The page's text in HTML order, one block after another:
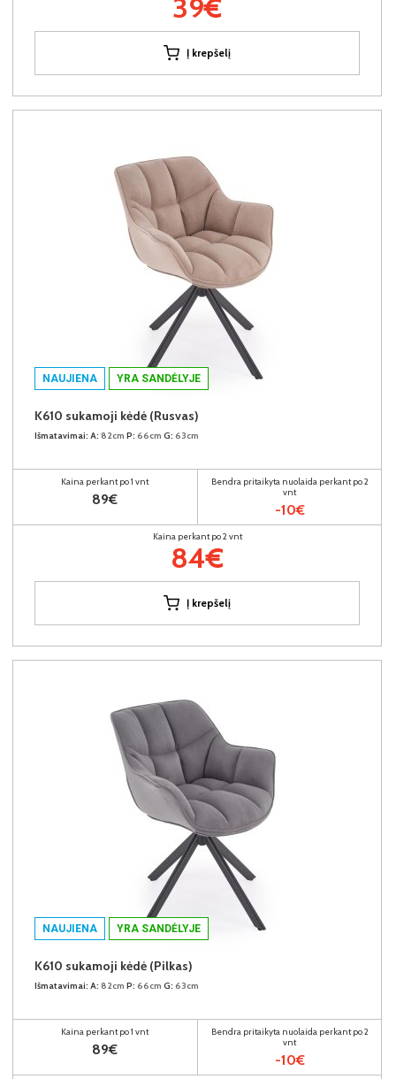
39€
Į krepšelį
NAUJIENA YRA SANDĖLYJE
K610 sukamoji kėdė (Rusvas)
Išmatavimai: A: 82cm P: 66cm G: 63cm
Kaina perkant po 1 vnt
89€
Bendra pritaikyta nuolaida perkant po 2
vnt
-10€
Kaina perkant po 2 vnt
84€
Į krepšelį
NAUJIENA YRA SANDĖLYJE
K610 sukamoji kėdė (Pilkas)
Išmatavimai: A: 82cm P: 66cm G: 63cm
Kaina perkant po 1 vnt
89€
Bendra pritaikyta nuolaida perkant po 2
vnt
-10€